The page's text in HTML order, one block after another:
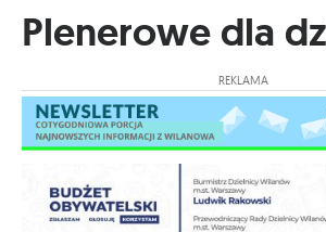
Plenerowe dla
REKLAMA